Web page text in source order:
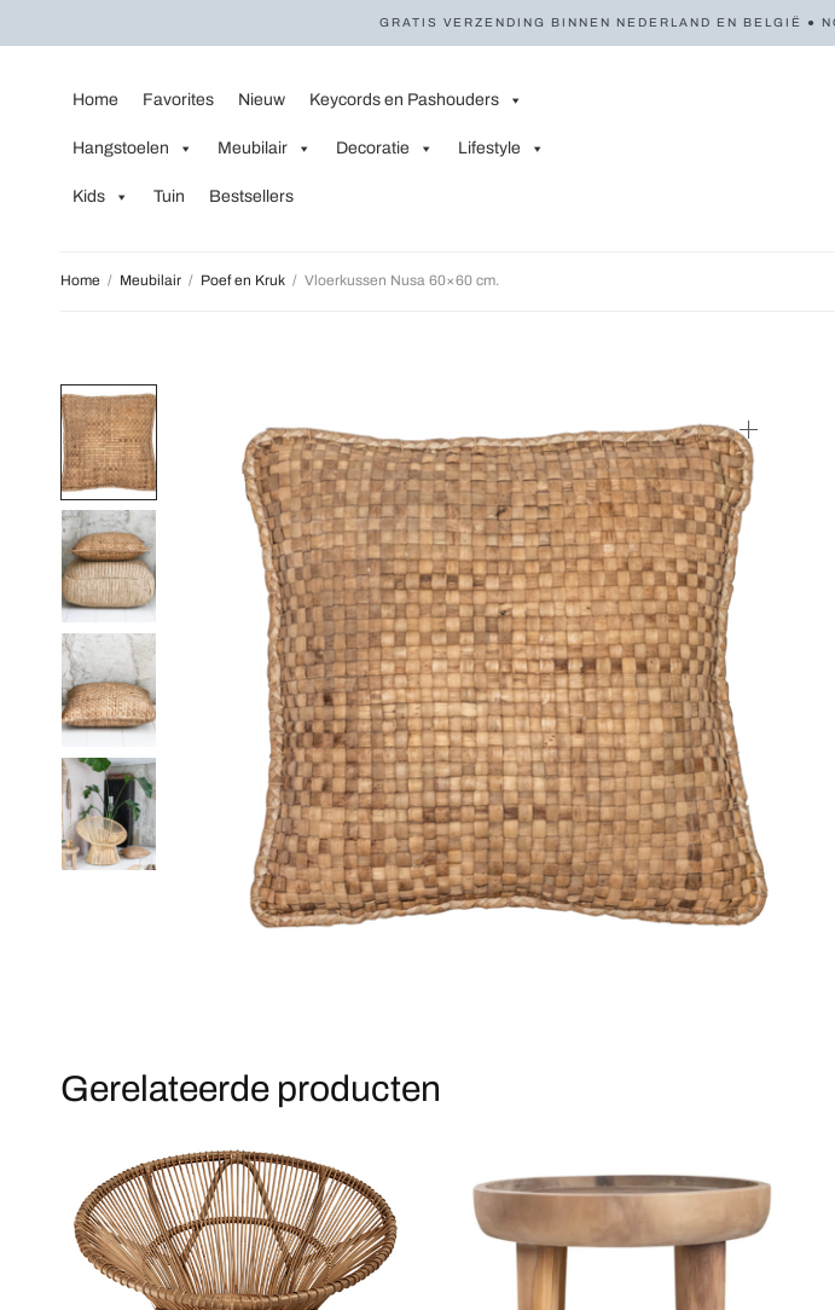
GRATIS VERZENDING BINNEN NEDERLAND EN BELGIË ●
Home Favorites Nieuw Keycords en Pashouders
Hangstoelen Meubilair Decoratie Lifestyle
Kids Tuin Bestsellers
Home / Meubilair / Poef en Kruk / Vloerkussen Nusa 60×60 cm.
Gerelateerde producten